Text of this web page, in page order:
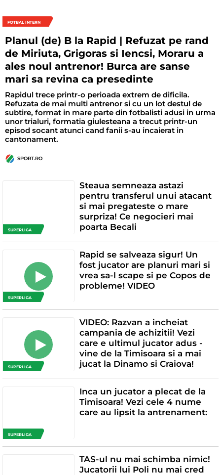
FOTBAL INTERN
Planul (de) B la Rapid | Refuzat pe rand
de Miriuta, Grigoras si Iencsi, Moraru a
ales noul antrenor! Burca are sanse
mari sa revina ca presedinte
Rapidul trece printr-o perioada extrem de dificila.
Refuzata de mai multi antrenor si cu un lot destul de
subtire, format in mare parte din fotbalisti adusi in urma
unor trialuri, formatia giulesteana a trecut printr-un
episod socant atunci cand fanii s-au incaierat in
cantonament.
SPORT.RO
SUPERLIGA
Steaua semneaza astazi
pentru transferul unui atacant
si mai pregateste o mare
surpriza! Ce negocieri mai
poarta Becali
SUPERLIGA
Rapid se salveaza sigur! Un
fost jucator are planuri mari si
vrea sa-l scape si pe Copos de
probleme! VIDEO
SUPERLIGA
VIDEO: Razvan a incheiat
campania de achizitii! Vezi
care e ultimul jucator adus -
vine de la Timisoara si a mai
jucat la Dinamo si Craiova!
SUPERLIGA
Inca un jucator a plecat de la
Timisoara! Vezi cele 4 nume
care au lipsit la antrenament:
TAS-ul nu mai schimba nimic!
Jucatorii lui Poli nu mai cred